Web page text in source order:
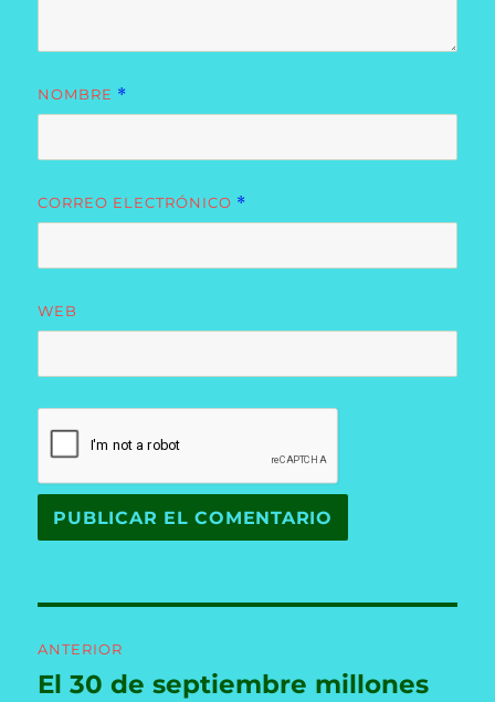
NOMBRE *
CORREO ELECTRÓNICO *
WEB
de
ANTERIOR
Entrada
El 30 de septiembre millones